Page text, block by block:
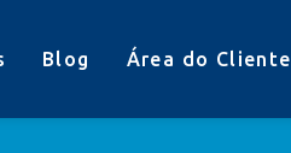
Blog Área do Cliente